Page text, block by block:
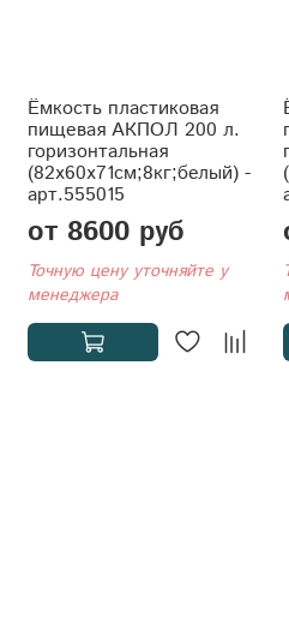
Ёмкость пластиковая
пищевая АКПОЛ 200 л.
горизонтальная
(82x60x71см;8кг;белый) -
арт.555015
от 8600 руб
Точную цену уточняйте у
менеджера